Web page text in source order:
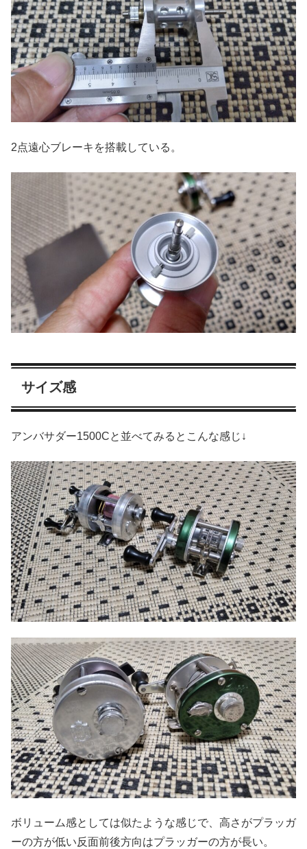
2点遠心ブレーキを搭載している。
サイズ感
アンバサダー1500Cと並べてみるとこんな感じ↓
ボリューム感としては似たような感じで、高さがプラッガ
ーの方が低い反面前後方向はプラッガーの方が長い。